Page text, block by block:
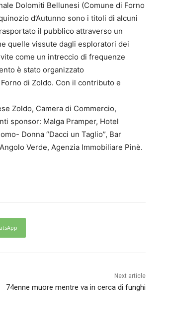
Dolomiti Bellunesi (Comune di Forno
d’Autunno sono i titoli di alcuni
il pubblico attraverso un
quelle vissute dagli esploratori dei
come un intreccio di frequenze
è stato organizzato
di Zoldo. Con il contributo e
Zoldo, Camera di Commercio,
sponsor: Malga Pramper, Hotel
Donna “Dacci un Taglio”, Bar
Verde, Agenzia Immobiliare Pinè.
Next article
74enne muore mentre va in cerca di funghi